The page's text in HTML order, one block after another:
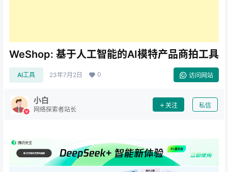
WeShop: 基于人工智能的AI模特产品商拍工具
AI工具 23年7月2日 0 访问网站
小白
网络探索者站长
关注 私信